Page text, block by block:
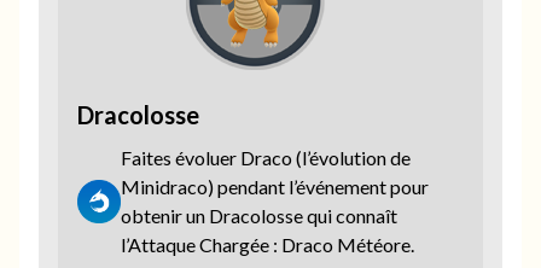
Dracolosse
Faites évoluer Draco (l’évolution de
Minidraco) pendant l’événement pour
obtenir un Dracolosse qui connaît
l’Attaque Chargée : Draco Météore.